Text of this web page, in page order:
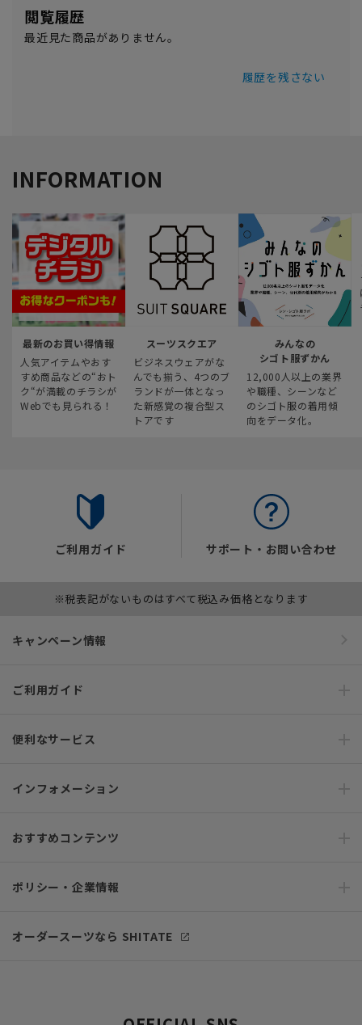
閲覧履歴
最近見た商品がありません。
履歴を残さない
INFORMATION
最新のお買い得情報
人気アイテムやおす
すめ商品などの“おト
ク“が満載のチラシが
Webでも見られる！
スーツスクエア
ビジネスウェアがな
んでも揃う、4つのブ
ランドが一体となっ
た新感覚の複合型ス
トアです
みんなの
シゴト服ずかん
12,000人以上の業界
や職種、シーンなど
のシゴト服の着用傾
向をデータ化。
ご利用ガイド サポート・お問い合わせ
※税表記がないものはすべて税込み価格となります
キャンペーン情報
ご利用ガイド
便利なサービス
インフォメーション
おすすめコンテンツ
ポリシー・企業情報
オーダースーツなら SHITATE